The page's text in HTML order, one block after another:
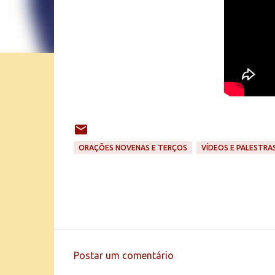
ORAÇÕES NOVENAS E TERÇOS VÍDEOS E
Postar um comentário